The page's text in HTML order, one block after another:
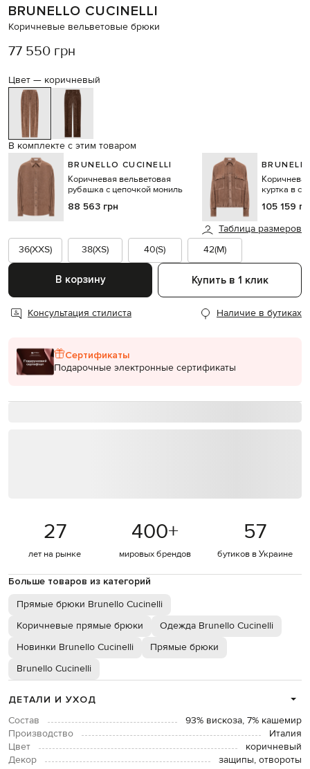
BRUNELLO CUCINELLI
Коричневые вельветовые брюки
77 550 грн
Цвет — коричневый
В комплекте с этим товаром
BRUNELLO CUCINELLI
Коричневая вельветовая
рубашка с цепочкой мониль
88 563 грн
куртка в
105 159
Таблица размеров
36(XXS)
38(XS) 40(S) 42(M)
В корзину Купить в 1 клик
Консультация стилиста Наличие в бутиках
Сертификаты
Подарочные электронные сертификаты
27
лет на рынке
400+
мировых брендов
57
бутиков в Украине
Больше товаров из категорий
Прямые брюки Brunello Cucinelli
Коричневые прямые брюки
Одежда Brunello Cucinelli
Новинки Brunello Cucinelli
Прямые брюки
Brunello Cucinelli
ДЕТАЛИ И УХОД
Состав
93% вискоза, 7% кашемир
Производство
Италия
Цвет
коричневый
Декор
защипы, отвороты